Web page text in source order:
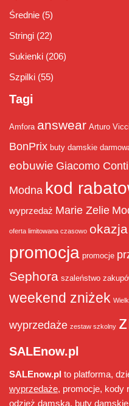
Średnie (5)
Stringi (22)
Sukienki (206)
Szpilki (55)
Tagi
Amfora answear Arturo Vicci
BonPrix buty damskie
eobuwie Giacomo Conti
Modna kod
wyprzedaż Marie Zelie
oferta limitowana czasowo okazja
promocja promocje
Sephora szaleństwo
weekend zniżek
wyprzedaże zestaw szkolny
SALEnow.pl
SALEnow.pl to platforma,
wyprzedaże, promocje, kody
odzież damską, buty